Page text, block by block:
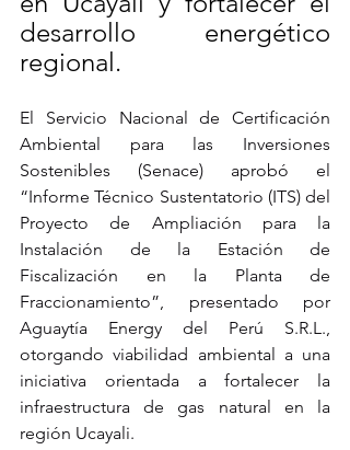
desarrollo energético
regional.
El Servicio Nacional de Certificación
Ambiental para las Inversiones
Sostenibles (Senace) aprobó el
“Informe Técnico Sustentatorio (ITS) del
Proyecto de Ampliación para la
Instalación de la Estación de
Fiscalización en la Planta de
Fraccionamiento”, presentado por
Aguaytía Energy del Perú S.R.L.,
otorgando viabilidad ambiental a una
iniciativa orientada a fortalecer la
infraestructura de gas natural en la
región Ucayali.